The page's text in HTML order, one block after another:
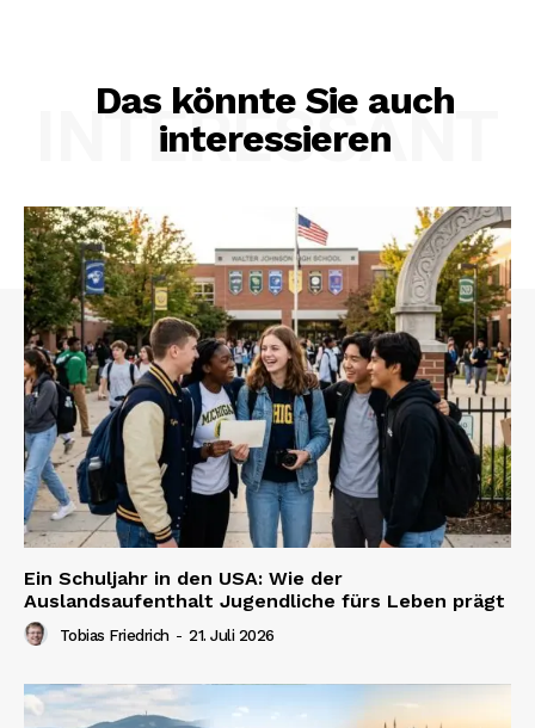
Das könnte Sie auch
interessieren
INTERESSANT
Ein Schuljahr in den USA: Wie der
Auslandsaufenthalt Jugendliche fürs Leben prägt
Tobias Friedrich - 21. Juli 2026